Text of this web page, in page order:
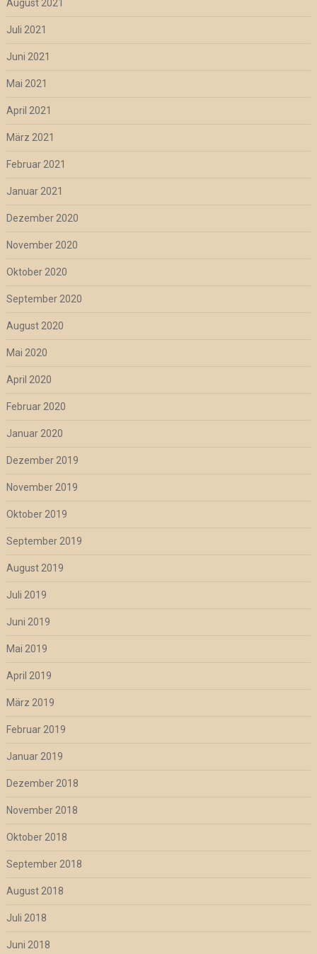
August 2021
Juli 2021
Juni 2021
Mai 2021
April 2021
März 2021
Februar 2021
Januar 2021
Dezember 2020
November 2020
Oktober 2020
September 2020
August 2020
Mai 2020
April 2020
Februar 2020
Januar 2020
Dezember 2019
November 2019
Oktober 2019
September 2019
August 2019
Juli 2019
Juni 2019
Mai 2019
April 2019
März 2019
Februar 2019
Januar 2019
Dezember 2018
November 2018
Oktober 2018
September 2018
August 2018
Juli 2018
Juni 2018